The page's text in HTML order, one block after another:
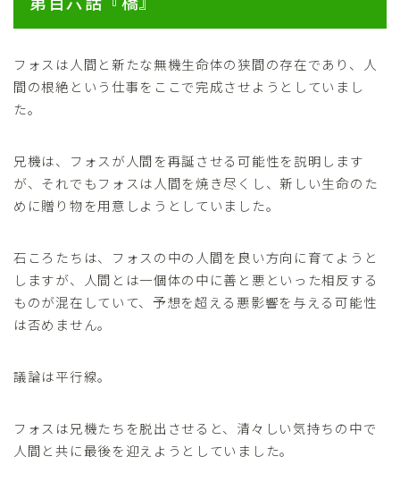
フォスは人間と新たな無機生命体の狭間の存在であり、人
間の根絶という仕事をここで完成させようとしていまし
た。
兄機は、フォスが人間を再誕させる可能性を説明します
が、それでもフォスは人間を焼き尽くし、新しい生命のた
めに贈り物を用意しようとしていました。
石ころたちは、フォスの中の人間を良い方向に育てようと
しますが、人間とは一個体の中に善と悪といった相反する
ものが混在していて、予想を超える悪影響を与える可能性
は否めません。
議論は平行線。
フォスは兄機たちを脱出させると、清々しい気持ちの中で
人間と共に最後を迎えようとしていました。